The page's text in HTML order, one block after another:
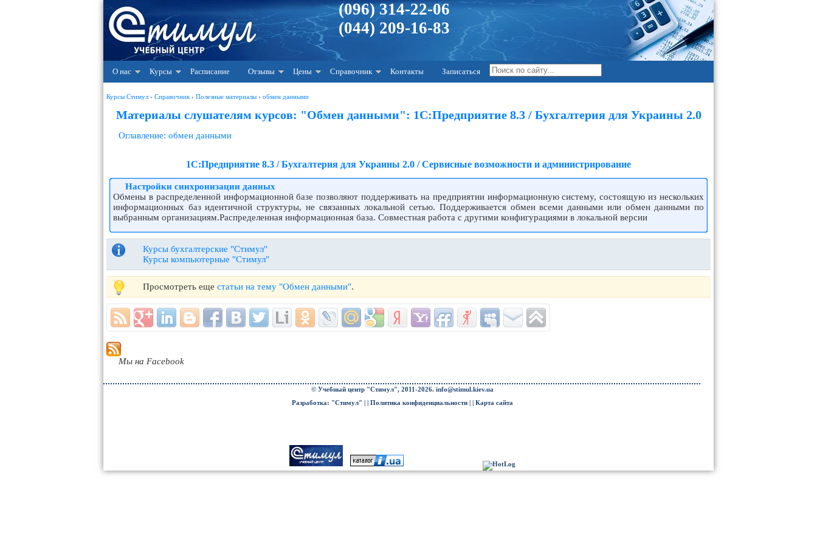
(096) 314-22-06
(044) 209-16-83
О нас Курсы Расписание Отзывы Цены Справочник Контакты Записаться
Курсы Стимул › Справочник › Полезные материалы › обмен данными
Материалы слушателям курсов: "Обмен данными": 1С:Предприятие 8.3 / Бухгалтерия для Украины 2.0
Оглавление: обмен данными
1С:Предприятие 8.3 / Бухгалтерия для Украины 2.0 / Сервисные возможности и администрирование
Настройки синхронизации данных
Обмены в распределенной информационной базе позволяют поддерживать на предприятии информационную систему, состоящую из нескольких
информационных баз идентичной структуры, не связанных локальной сетью. Поддерживается обмен всеми данными или обмен данными по
выбранным организациям.Распределенная информационная база. Совместная работа с другими конфигурациями в локальной версии
Курсы бухгалтерские "Стимул"
Курсы компьютерные "Стимул"
Просмотреть еще статьи на тему "Обмен данными".
Мы на Facebook
© Учебный центр "Стимул", 2011-2026. info@stimul.kiev.ua
Разработка: "Стимул" | | Политика конфиденциальности| | Карта сайта